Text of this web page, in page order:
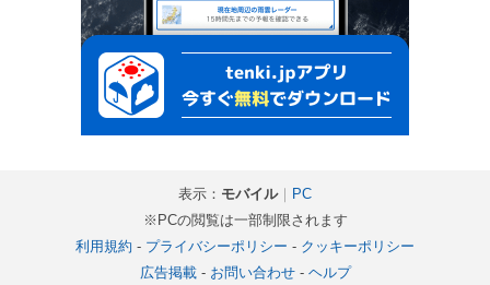
表示： モバイル｜ PC
※PCの閲覧は一部制限されます
利用規約 - プライバシーポリシー - クッキーポリシー
広告掲載- お問い合わせ- ヘルプ